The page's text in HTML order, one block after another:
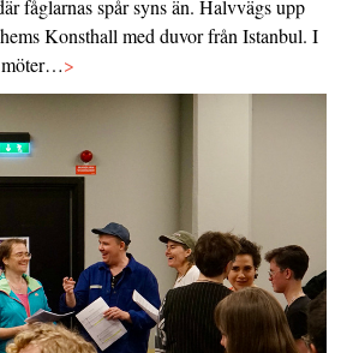
fåglarnas spår syns än. Halvvägs upp
Konsthall med duvor från Istanbul. I
möter…>